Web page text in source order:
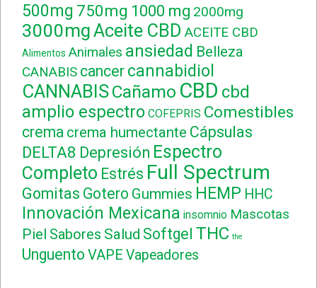
500mg 750mg 1000 mg 2000mg
3000mgAceite CBD ACEITE CBD
Alimentos Animales ansiedad Belleza
CANABIS cancer cannabidiol
CANNABISCañamo CBD cbd
amplio espectro COFEPRIS Comestibles
crema crema humectante Cápsulas
DELTA8 Depresión Espectro
Completo Estrés Full Spectrum
Gomitas Gotero Gummies HEMP HHC
Innovación Mexicana insomnio Mascotas
Piel Sabores Salud Softgel THC the
Unguento VAPE Vapeadores